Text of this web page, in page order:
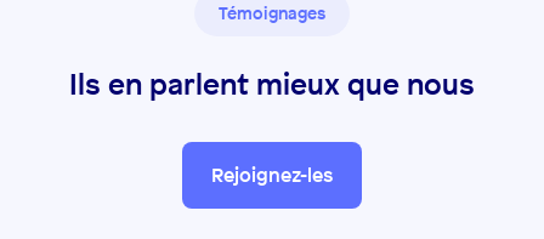
Témoignages
Ils en parlent mieux que nous
Rejoignez-les